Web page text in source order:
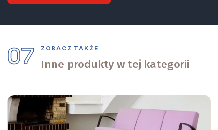
07 ZOBACZ TAKŻE
Inne produkty w tej kategorii